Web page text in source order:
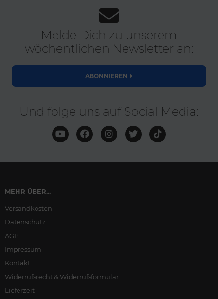
Melde Dich zu unserem
wöchentlichen Newsletter an:
ABONNIEREN
Und folge uns auf Social Media:
MEHR ÜBER...
Versandkosten
Datenschutz
AGB
Impressum
Kontakt
Widerrufsrecht & Widerrufsformular
Lieferzeit